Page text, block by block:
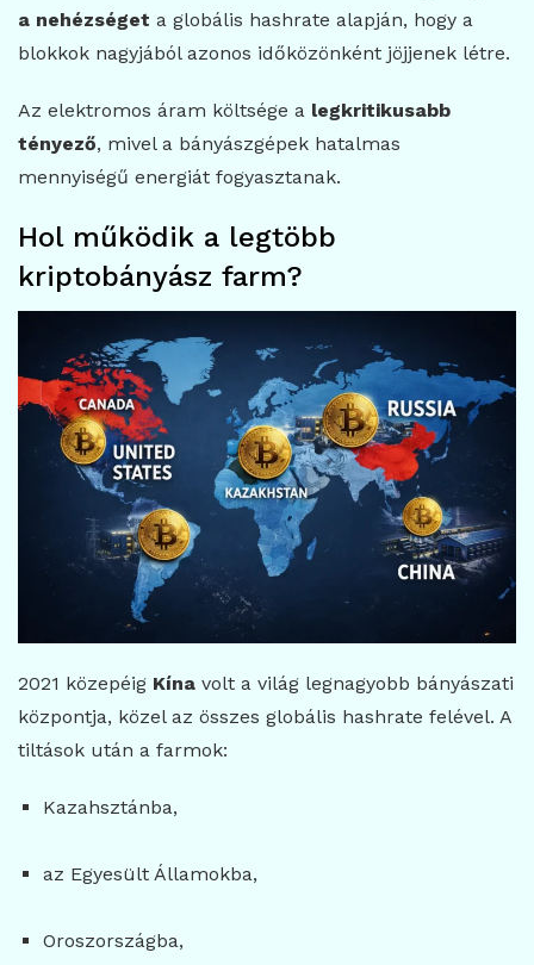
a nehézséget a globális hashrate alapján, hogy a
blokkok nagyjából azonos időközönként jöjjenek létre.
Az elektromos áram költsége a legkritikusabb
tényező, mivel a bányászgépek hatalmas
mennyiségű energiát fogyasztanak.
Hol működik a legtöbb
kriptobányász farm?
2021 közepéig Kína volt a világ legnagyobb bányászati
központja, közel az összes globális hashrate felével. A
tiltások után a farmok:
Kazahsztánba,
az Egyesült Államokba,
Oroszországba,